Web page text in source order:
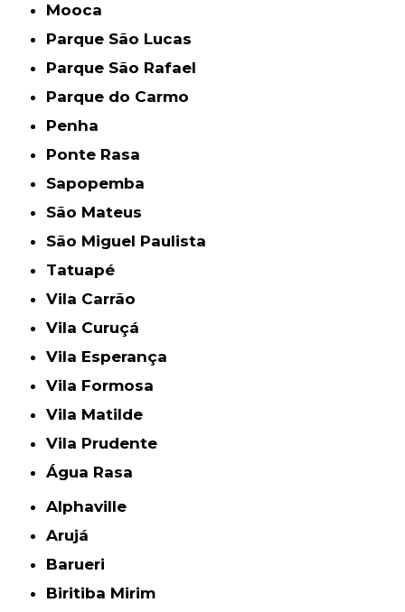
Mooca
Parque São Lucas
Parque São Rafael
Parque do Carmo
Penha
Ponte Rasa
Sapopemba
São Mateus
São Miguel Paulista
Tatuapé
Vila Carrão
Vila Curuçá
Vila Esperança
Vila Formosa
Vila Matilde
Vila Prudente
Água Rasa
Alphaville
Arujá
Barueri
Biritiba Mirim